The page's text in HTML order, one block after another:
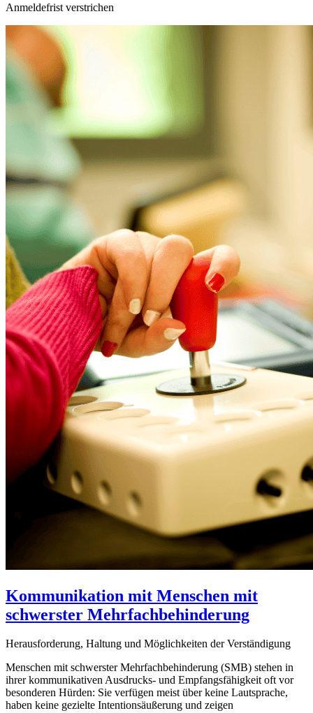
Anmeldefrist verstrichen
Kommunikation mit Menschen mit
schwerster Mehrfachbehinderung
Herausforderung, Haltung und Möglichkeiten der Verständigung
Menschen mit schwerster Mehrfachbehinderung (SMB) stehen in
ihrer kommunikativen Ausdrucks- und Empfangsfähigkeit oft vor
besonderen Hürden: Sie verfügen meist über keine Lautsprache,
haben keine gezielte Intentionsäußerung und zeigen